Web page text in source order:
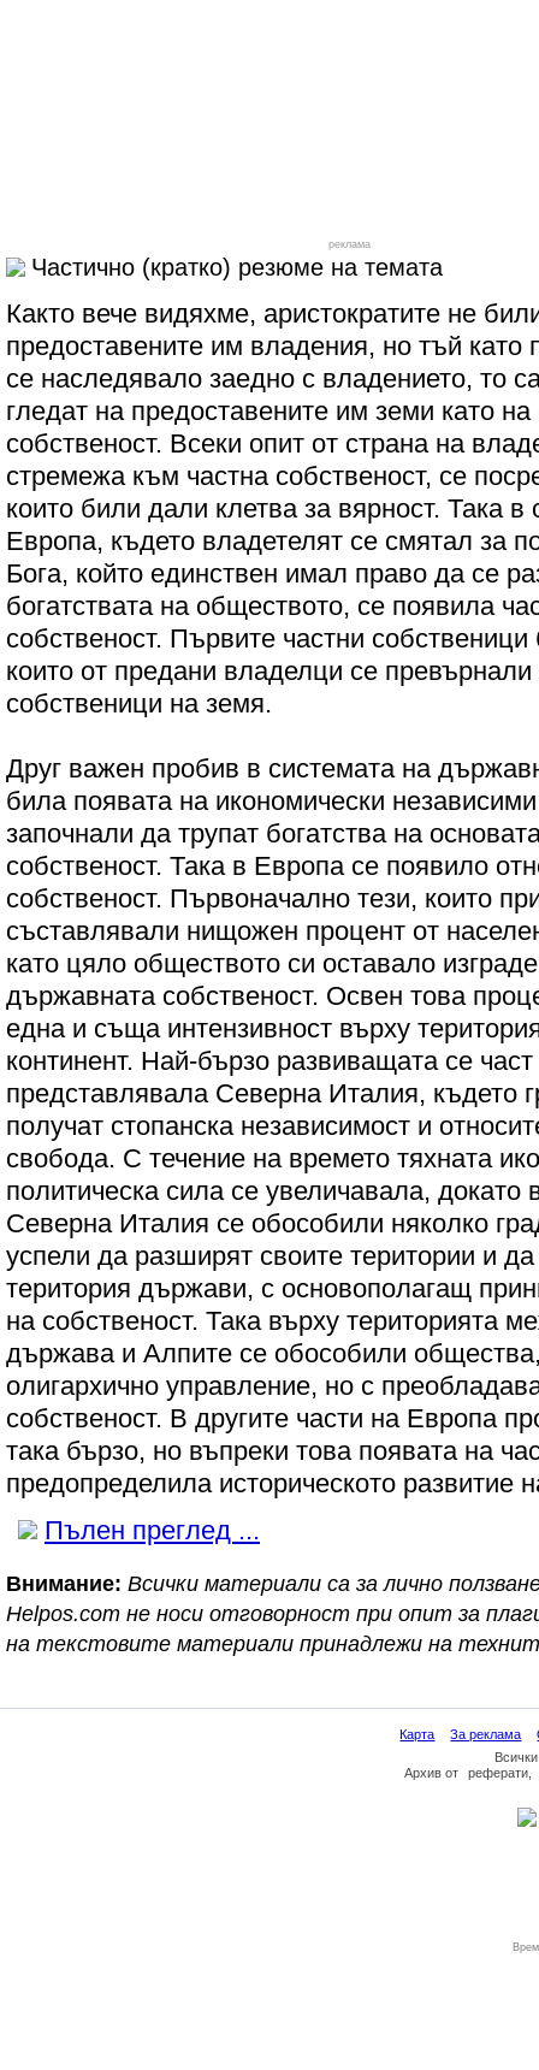
реклама
Частично (кратко) резюме на темата
Както вече видяхме, аристократите не
предоставените им владения, но тъй като
се наследявало заедно с владението, то
гледат на предоставените им земи като на
собственост. Всеки опит от страна на
стремежа към частна собственост, се
които били дали клетва за вярност. Така в
Европа, където владетелят се смятал за
Бога, който единствен имал право да се
богатствата на обществото, се появила
собственост. Първите частни собственици
които от предани владелци се
собственици на земя.
Друг важен пробив в системата на
била появата на икономически
започнали да трупат богатства на
собственост. Така в Европа се появило
собственост. Първоначално тези, които
съставлявали нищожен процент от
като цяло обществото си оставало
държавната собственост. Освен това
една и съща интензивност върху
континент. Най-бързо развиващата се
представлявала Северна Италия, където
получат стопанска независимост и
свобода. С течение на времето тяхната
политическа сила се увеличавала, докато
Северна Италия се обособили няколко
успели да разширят своите територии и
територия държави, с основополагащ
на собственост. Така върху територията
държава и Алпите се обособили
олигархично управление, но с
собственост. В другите части на Европа
така бързо, но въпреки това появата на
предопределила историческото развитие
Пълен преглед ...
Внимание: Всички материали са за лично
Helpos.com не носи отговорност при опит за
на текстовите материали принадлежи на
Карта За реклама
Архив от реферати